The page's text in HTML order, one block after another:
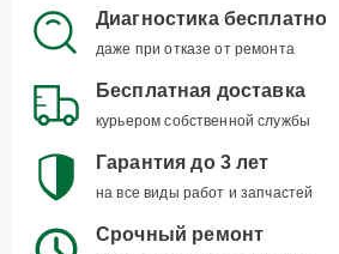
Диагностика бесплатно
даже при отказе от ремонта
Бесплатная доставка
курьером собственной службы
Гарантия до 3 лет
на все виды работ и запчастей
Срочный ремонт